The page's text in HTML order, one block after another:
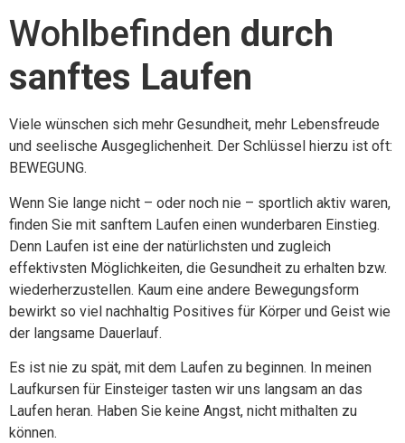
Wohlbefinden durch
sanftes Laufen
Viele wünschen sich mehr Gesundheit, mehr Lebensfreude
und seelische Ausgeglichenheit. Der Schlüssel hierzu ist oft:
BEWEGUNG.
Wenn Sie lange nicht – oder noch nie – sportlich aktiv waren,
finden Sie mit sanftem Laufen einen wunderbaren Einstieg.
Denn Laufen ist eine der natürlichsten und zugleich
effektivsten Möglichkeiten, die Gesundheit zu erhalten bzw.
wiederherzustellen. Kaum eine andere Bewegungsform
bewirkt so viel nachhaltig Positives für Körper und Geist wie
der langsame Dauerlauf.
Es ist nie zu spät, mit dem Laufen zu beginnen. In meinen
Laufkursen für Einsteiger tasten wir uns langsam an das
Laufen heran. Haben Sie keine Angst, nicht mithalten zu
können.